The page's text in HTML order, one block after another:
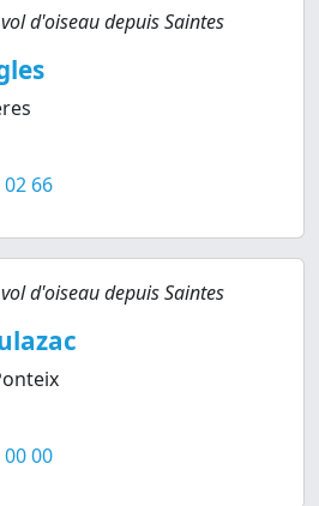
d'oiseau depuis Saintes
66
d'oiseau depuis Saintes
00